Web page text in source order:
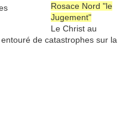
Rosace Nord "le
Jugement"
Le Christ au
de catastrophes sur la